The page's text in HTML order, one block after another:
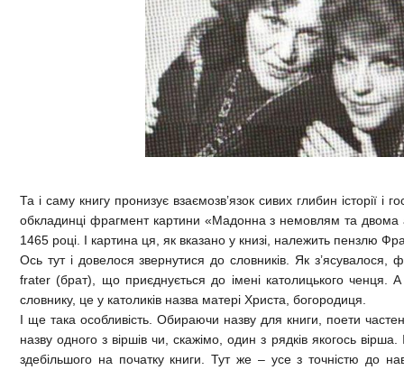
Та і саму книгу пронизує взаємозв’язок сивих глибин історії і
обкладинці фрагмент картини «Мадонна з немовлям та
1465 році. І картина ця, як вказано у книзі, належить пензлю
Ось тут і довелося звернутися до словників. Як з’ясувалося,
frater (брат), що приєднується до імені католицького ченця.
словнику, це у католиків назва матері Христа, богородиця.
І ще така особливість. Обираючи назву для книги, поети
назву одного з віршів чи, скажімо, один з рядків якогось
здебільшого на початку книги. Тут же – усе з точністю до